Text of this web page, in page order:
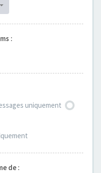
:
uniquement
de :